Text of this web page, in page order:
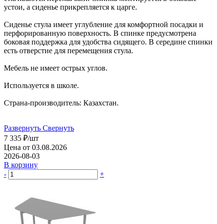
устои, а сиденье прикрепляется к царге.
Сиденье стула имеет углубление для комфортной посадки и
перфорированную поверхность. В спинке предусмотрена
боковая поддержка для удобства сидящего. В середине спинки
есть отверстие для перемещения стула.
Мебель не имеет острых углов.
Используется в школе.
Страна-производитель: Казахстан.
Развернуть Свернуть
7 335 ₽/шт
Цена от 03.08.2026
2026-08-03
В корзину
-
+